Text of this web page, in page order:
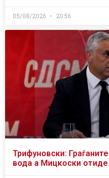
05/08/2026 20:56
Трифуновски:
вода а Мицкоски